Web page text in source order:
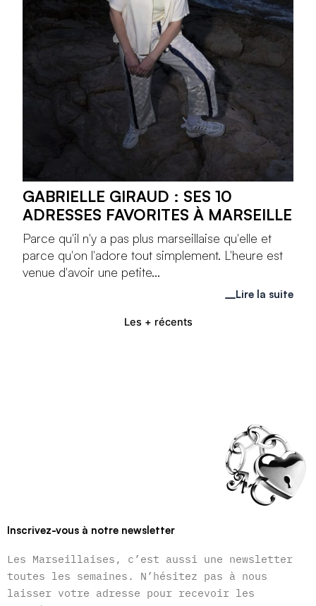
Les + récents
GABRIELLE GIRAUD : SES 10
ADRESSES FAVORITES À MARSEILLE
Parce qu'il n'y a pas plus marseillaise qu'elle et
parce qu'on l'adore tout simplement. L'heure est
venue d'avoir une petite...
Lire la suite
Inscrivez-vous à notre newsletter
Les Marseillaises, c’est aussi une newsletter
toutes les semaines. N’hésitez pas à nous
laisser votre adresse pour recevoir les